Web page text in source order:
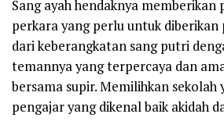
Sang ayah hendaknya
perkara yang perlu untuk
dari keberangkatan sang putri
temannya yang terpercaya dan
bersama supir. Memilihkan sekolah
pengajar yang dikenal baik akidah